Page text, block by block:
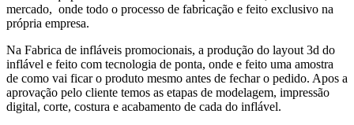
mercado, onde todo o processo de fabricação e feito exclusivo na
própria empresa.
Na Fabrica de infláveis promocionais, a produção do layout 3d do
inflável e feito com tecnologia de ponta, onde e feito uma amostra
de como vai ficar o produto mesmo antes de fechar o pedido. Apos a
aprovação pelo cliente temos as etapas de modelagem, impressão
digital, corte, costura e acabamento de cada do inflável.